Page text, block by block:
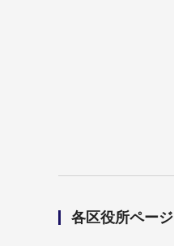
各区役所ページ